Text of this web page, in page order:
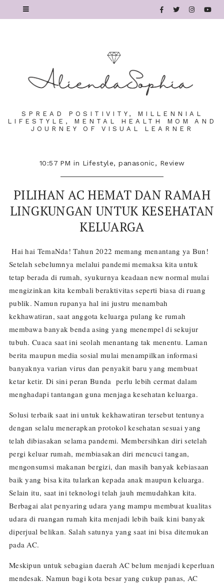
SPREAD POSITIVITY, MILLENNIAL
LIFESTYLE, MENTAL HEALTH MOM AND
JOURNEY OF VISUAL LEARNER
10:57 PM in Lifestyle, panasonic, Review
PILIHAN AC HEMAT DAN RAMAH
LINGKUNGAN UNTUK KESEHATAN
KELUARGA
Hai hai TemaNda! Tahun 2022 memang menantang ya Bun!
Setelah sebelumnya melalui pandemi memaksa kita untuk
tetap berada di rumah, syukurnya keadaan new normal mulai
mengizinkan kita kembali beraktivitas seperti biasa di ruang
publik. Namun rupanya hal ini justru menambah
kekhawatiran, saat anggota keluarga pulang ke rumah
membawa banyak benda asing yang menempel di sekujur
tubuh. Cuaca saat ini seolah menantang tak menentu. Laman
berita maupun media sosial mulai menampilkan informasi
banyaknya varian virus dan penyakit baru yang membuat
ketar ketir. Di sini peran Bunda perlu lebih cermat dalam
menghadapi tantangan guna menjaga kesehatan keluarga.
Solusi terbaik saat ini untuk kekhawatiran tersebut tentunya
dengan selalu menerapkan protokol kesehatan sesuai yang
telah dibiasakan selama pandemi. Membersihkan diri setelah
pergi keluar rumah, membiasakan diri mencuci tangan,
mengonsumsi makanan bergizi, dan masih banyak kebiasaan
baik yang bisa kita tularkan kepada anak maupun keluarga.
Selain itu, saat ini teknologi telah jauh memudahkan kita.
Berbagai alat penyaring udara yang mampu membuat kualitas
udara di ruangan rumah kita menjadi lebih baik kini banyak
diperjual belikan. Salah satunya yang saat ini bisa ditemukan
pada AC.
Meskipun untuk sebagian daerah AC belum menjadi keperluan
mendesak. Namun bagi kota besar yang cukup panas, AC